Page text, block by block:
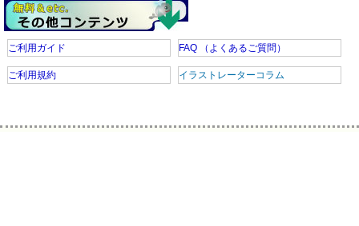
ご利用ガイド FAQ（よくあるご質問）
ご利用規約 イラストレーターコラム